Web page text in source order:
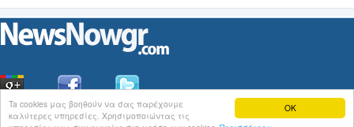
OK
Ta cookies μας βοηθούν να σας παρέχουμε
καλύτερες υπηρεσίες. Χρησιμοποιώντας τις
ΟιΕιδήσεις του NewsNowgr.com στοiNews